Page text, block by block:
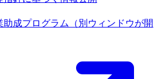
助成プログラム
（別ウィンドウが開